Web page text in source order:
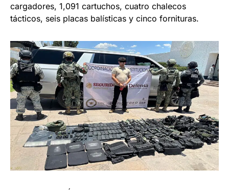
cargadores, 1,091 cartuchos, cuatro chalecos
tácticos, seis placas balísticas y cinco fornituras.